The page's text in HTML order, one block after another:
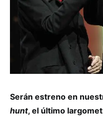
Serán estreno en
hunt, el último